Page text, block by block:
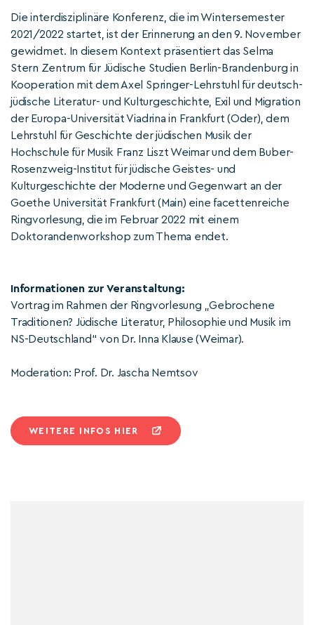
Die interdisziplinäre Konferenz, die im Wintersemester
2021/2022 startet, ist der Erinnerung an den 9. November
gewidmet. In diesem Kontext präsentiert das Selma
Stern Zentrum für Jüdische Studien Berlin-Brandenburg in
Kooperation mit dem Axel Springer-Lehrstuhl für deutsch-
jüdische Literatur- und Kulturgeschichte, Exil und Migration
der Europa-Universität Viadrina in Frankfurt (Oder), dem
Lehrstuhl für Geschichte der jüdischen Musik der
Hochschule für Musik Franz Liszt Weimar und dem Buber-
Rosenzweig-Institut für jüdische Geistes- und
Kulturgeschichte der Moderne und Gegenwart an der
Goethe Universität Frankfurt (Main) eine facettenreiche
Ringvorlesung, die im Februar 2022 mit einem
Doktorandenworkshop zum Thema endet.
Informationen zur Veranstaltung:
Vortrag im Rahmen der Ringvorlesung „Gebrochene
Traditionen? Jüdische Literatur, Philosophie und Musik im
NS-Deutschland“ von Dr. Inna Klause (Weimar).
Moderation: Prof. Dr. Jascha Nemtsov
WEITERE INFOS HIER